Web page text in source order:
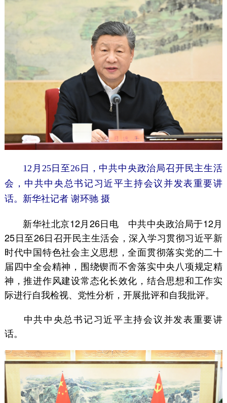
12月25日至26日，中共中央政治局召开民主生活
会，中共中央总书记习近平主持会议并发表重要讲
话。新华社记者 谢环驰 摄
新华社北京12月26日电 中共中央政治局于12月
25日至26日召开民主生活会，深入学习贯彻习近平新
时代中国特色社会主义思想，全面贯彻落实党的二十
届四中全会精神，围绕锲而不舍落实中央八项规定精
神，推进作风建设常态化长效化，结合思想和工作实
际进行自我检视、党性分析，开展批评和自我批评。
中共中央总书记习近平主持会议并发表重要讲
话。